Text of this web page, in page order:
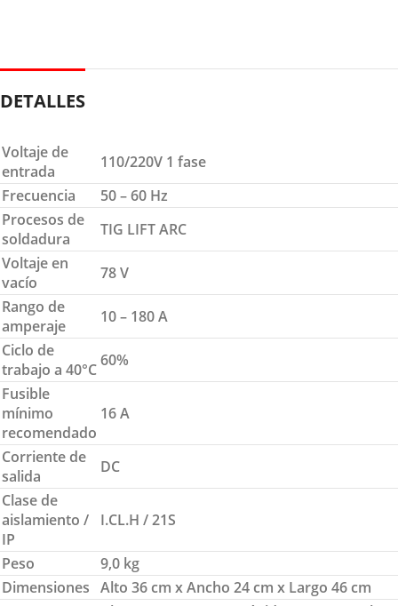
DETALLES
Voltaje de
entrada
110/220V 1 fase
Frecuencia
50 – 60 Hz
Procesos de
soldadura
TIG LIFT ARC
Voltaje en
vacío
78 V
Rango de
amperaje
10 – 180 A
Ciclo de
trabajo a 40°C60%
Fusible
mínimo
recomendado
16 A
Corriente de
salida
DC
Clase de
aislamiento /
IP
I.CL.H / 21S
Peso
9,0 kg
Dimensiones Alto 36 cm x Ancho 24 cm x Largo 46 cm